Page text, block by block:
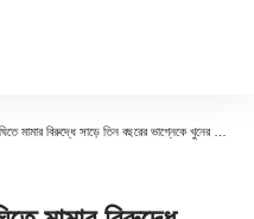
বিরুদ্ধে সাড়ে তিন বছরের ভাগ্নেকে খুনের অভিযোগ